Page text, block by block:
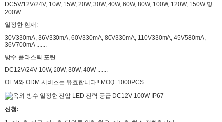
DC5V/12V/24V, 10W, 15W, 20W, 30W, 40W, 60W, 80W, 100W, 120W, 150W 및
200W
일정한 현재:
30V330mA, 36V330mA, 60V330mA, 80V330mA, 110V330mA, 45V580mA,
36V700mA .......
방수 플라스틱 포탄:
DC12V/24V 10W, 20W, 30W, 40W .......
OEM와 ODM 서비스는 유효합니다!! MOQ: 1000PCS
신청: